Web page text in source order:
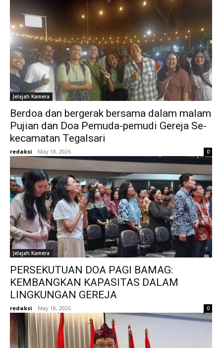
Jelajah Kamera
Berdoa dan bergerak bersama dalam malam
Pujian dan Doa Pemuda-pemudi Gereja Se-
kecamatan Tegalsari
redaksi - May 18, 2026 0
Jelajah Kamera
PERSEKUTUAN DOA PAGI BAMAG:
KEMBANGKAN KAPASITAS DALAM
LINGKUNGAN GEREJA
redaksi - May 18, 2026 0